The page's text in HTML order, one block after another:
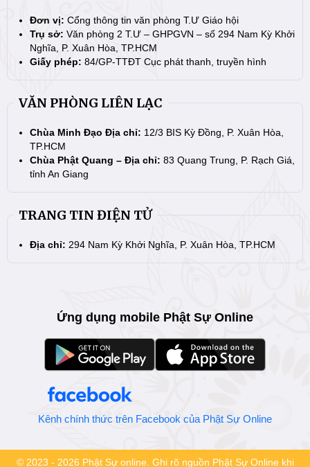
Đơn vị: Cổng thông tin văn phòng T.Ư Giáo hội
Trụ sở: Văn phòng 2 T.Ư – GHPGVN – số 294 Nam Kỳ Khởi
Nghĩa, P. Xuân Hòa, TP.HCM
Giấy phép: 84/GP-TTĐT Cục phát thanh, truyền hình
VĂN PHÒNG LIÊN LẠC
Chùa Minh Đạo Địa chỉ: 12/3 BIS Kỳ Đồng, P. Xuân Hòa,
TP.HCM
Chùa Phật Quang – Địa chỉ: 83 Quang Trung, P. Rạch Giá,
tỉnh An Giang
TRANG TIN ĐIỆN TỬ
Địa chỉ: 294 Nam Kỳ Khởi Nghĩa, P. Xuân Hòa, TP.HCM
Ứng dụng mobile Phật Sự Online
Kênh chính thức trên Facebook của Phật Sự Online
© 2023 - 2026 Phật Sự online. Ghi rõ nguồn Phật Sự Online khi